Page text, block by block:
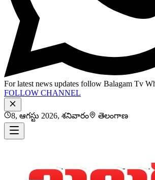
For latest news updates follow Balagam Tv
FOLLOW CHANNEL
8, ఆగస్టు 2026, శనివారం తెలంగాణ